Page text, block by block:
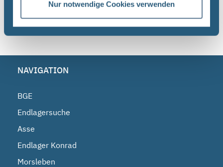
Nur notwendige Cookies verwenden
Sortieren nach
NAVIGATION
BGE
Endlagersuche
Asse
Endlager Konrad
Morsleben